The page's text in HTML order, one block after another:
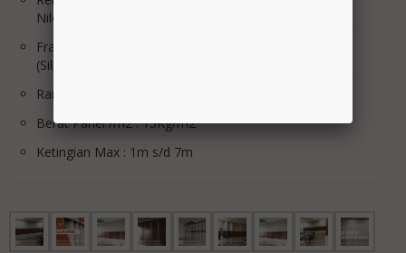
Nilon
Frame list sisi Panel : Alumunium Natural Anodized
(Silper almunium CR.3)
Rangka Panel : Holo hitam 4 x 4 T.1mm
Berat Panel /m2 : 15Kg/m2
Ketingian Max : 1m s/d 7m